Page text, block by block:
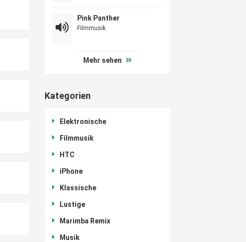
Pink Panther
Filmmusik
Mehr sehen
Kategorien
Elektronische
Filmmusik
HTC
iPhone
Klassische
Lustige
Marimba Remix
Musik